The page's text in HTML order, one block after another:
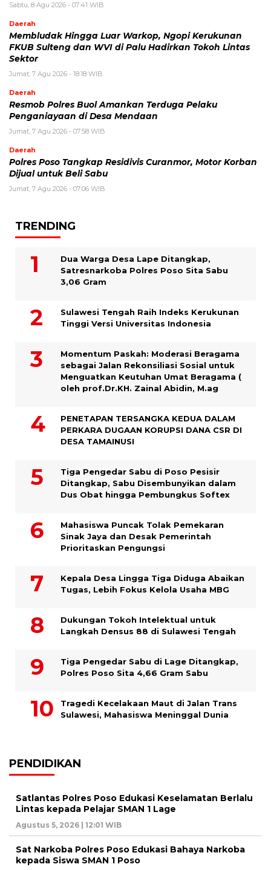
Sabtu, 8 Agu 2026 - 07:41 WIB
Daerah
Membludak Hingga Luar Warkop, Ngopi Kerukunan
FKUB Sulteng dan WVI di Palu Hadirkan Tokoh Lintas
Sektor
Jumat, 7 Agu 2026 - 18:18 WIB
Daerah
Resmob Polres Buol Amankan Terduga Pelaku
Penganiayaan di Desa Mendaan
Jumat, 7 Agu 2026 - 07:58 WIB
Daerah
Polres Poso Tangkap Residivis Curanmor, Motor Korban
Dijual untuk Beli Sabu
Jumat, 7 Agu 2026 - 07:06 WIB
TRENDING
Dua Warga Desa Lape Ditangkap,
Satresnarkoba Polres Poso Sita Sabu
3,06 Gram
Sulawesi Tengah Raih Indeks Kerukunan
Tinggi Versi Universitas Indonesia
Momentum Paskah: Moderasi Beragama
sebagai Jalan Rekonsiliasi Sosial untuk
Menguatkan Keutuhan Umat Beragama (
oleh prof.Dr.KH. Zainal Abidin, M.ag
PENETAPAN TERSANGKA KEDUA DALAM
PERKARA DUGAAN KORUPSI DANA CSR DI
DESA TAMAINUSI
Tiga Pengedar Sabu di Poso Pesisir
Ditangkap, Sabu Disembunyikan dalam
Dus Obat hingga Pembungkus Softex
Mahasiswa Puncak Tolak Pemekaran
Sinak Jaya dan Desak Pemerintah
Prioritaskan Pengungsi
Kepala Desa Lingga Tiga Diduga Abaikan
Tugas, Lebih Fokus Kelola Usaha MBG
Dukungan Tokoh Intelektual untuk
Langkah Densus 88 di Sulawesi Tengah
Tiga Pengedar Sabu di Lage Ditangkap,
Polres Poso Sita 4,66 Gram Sabu
Tragedi Kecelakaan Maut di Jalan Trans
Sulawesi, Mahasiswa Meninggal Dunia
PENDIDIKAN
Satlantas Polres Poso Edukasi Keselamatan Berlalu
Lintas kepada Pelajar SMAN 1 Lage
Agustus 5, 2026 | 12:01 WIB
Sat Narkoba Polres Poso Edukasi Bahaya Narkoba
kepada Siswa SMAN 1 Poso